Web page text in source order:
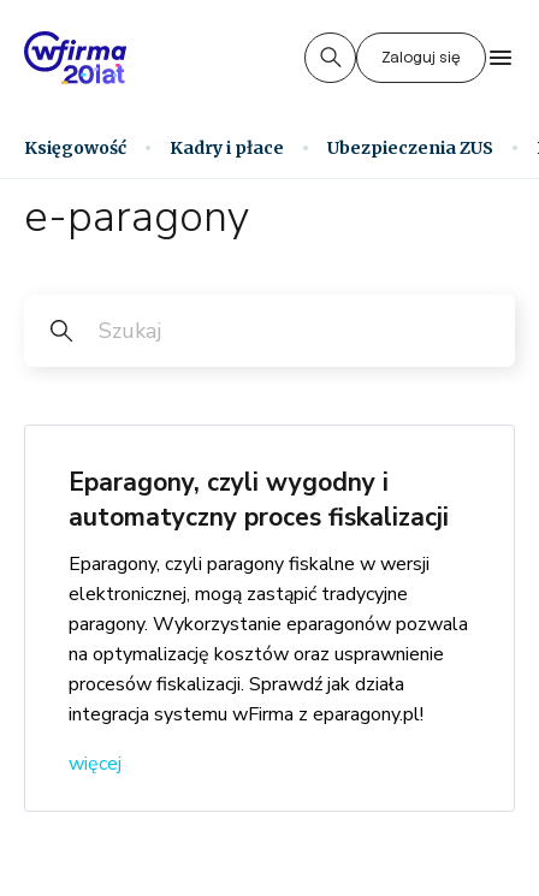
Zaloguj się
Księgowość Kadry i płace Ubezpieczenia ZUS
e-paragony
Eparagony, czyli wygodny i
automatyczny proces fiskalizacji
Eparagony, czyli paragony fiskalne w wersji
elektronicznej, mogą zastąpić tradycyjne
paragony. Wykorzystanie eparagonów pozwala
na optymalizację kosztów oraz usprawnienie
procesów fiskalizacji. Sprawdź jak działa
integracja systemu wFirma z eparagony.pl!
więcej